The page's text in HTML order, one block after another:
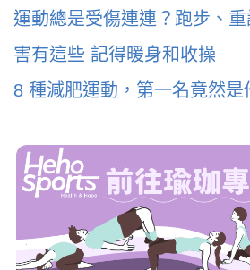
運動總是受傷連連？跑步、
害有這些 記得暖身和收操
8 種減肥運動，第一名竟然是